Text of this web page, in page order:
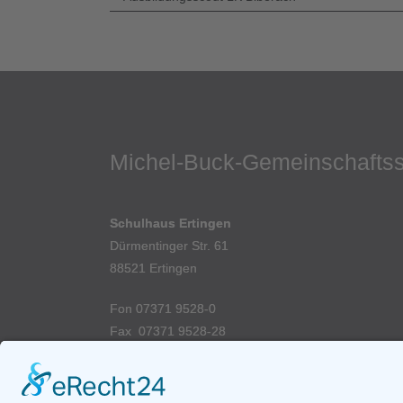
Michel-Buck-
Schulhaus Ertingen
Dürmentinger Str. 61
88521 Ertingen
Fon 07371 9528-0
Fax 07371 9528-28